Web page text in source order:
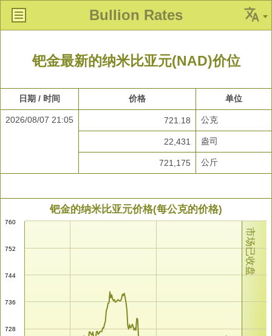
Bullion Rates
钯金最新的纳米比亚元(NAD)价位
日期 / 时间 价格 单位
2026/08/07 21:05 721.18 公克
22,431 盎司
721,175 公斤
市场已收盘
钯金的纳米比亚元价格(每公克的价格)
728
736
744
752
760